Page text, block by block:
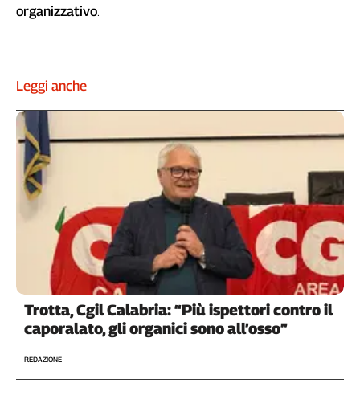
Friuli
Liguria
Marche
Piemonte
Puglia
Sardegna
Valle
D'Aosta
Veneto
Archivio
Storico
organizzativo.
Leggi anche
Trotta, Cgil Calabria: “Più ispettori contro il
caporalato, gli organici sono all’osso”
REDAZIONE